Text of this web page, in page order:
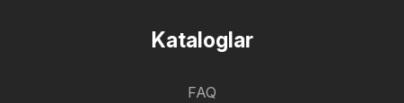
Kataloglar
FAQ